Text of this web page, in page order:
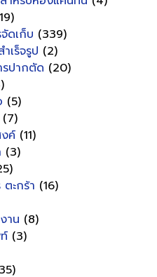
ดเก็บ (339)
เร็จรูป (2)
รปากตัด (20)
(5)
(7)
ค์ (11)
(3)
ตะกร้า (16)
าน (8)
(3)